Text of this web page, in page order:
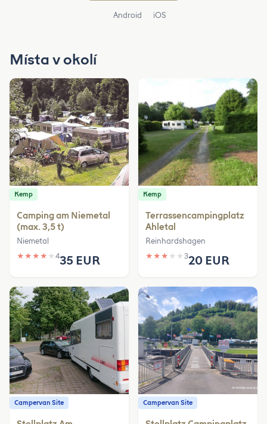
Android iOS
Místa v okolí
Kemp
Camping am Niemetal
(max. 3,5 t)
Niemetal
★ ★ ★ ★ ★ 435 EUR
Kemp
Terrassencampingplatz
Ahletal
Reinhardshagen
★ ★ ★ ★ ★ 320 EUR
Campervan Site Campervan Site